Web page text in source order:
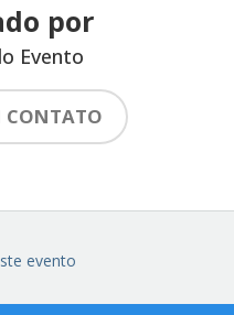
por
Evento
CONTATO
evento